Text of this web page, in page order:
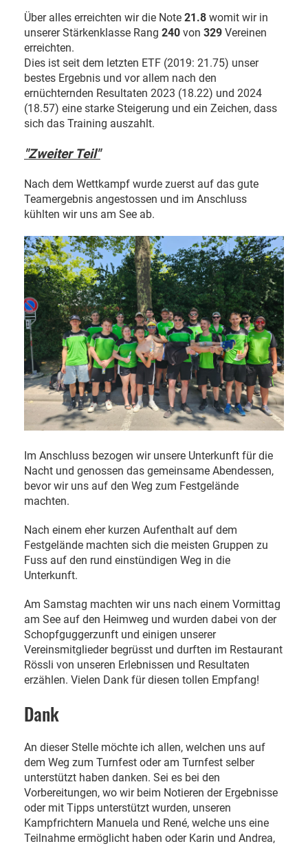
Über alles erreichten wir die Note 21.8 womit wir in
unserer Stärkenklasse Rang 240 von 329 Vereinen
erreichten.
Dies ist seit dem letzten ETF (2019: 21.75) unser
bestes Ergebnis und vor allem nach den
ernüchternden Resultaten 2023 (18.22) und 2024
(18.57) eine starke Steigerung und ein Zeichen, dass
sich das Training auszahlt.
"Zweiter Teil"
Nach dem Wettkampf wurde zuerst auf das gute
Teamergebnis angestossen und im Anschluss
kühlten wir uns am See ab.
Im Anschluss bezogen wir unsere Unterkunft für die
Nacht und genossen das gemeinsame Abendessen,
bevor wir uns auf den Weg zum Festgelände
machten.
Nach einem eher kurzen Aufenthalt auf dem
Festgelände machten sich die meisten Gruppen zu
Fuss auf den rund einstündigen Weg in die
Unterkunft.
Am Samstag machten wir uns nach einem Vormittag
am See auf den Heimweg und wurden dabei von der
Schopfguggerzunft und einigen unserer
Vereinsmitglieder begrüsst und durften im Restaurant
Rössli von unseren Erlebnissen und Resultaten
erzählen. Vielen Dank für diesen tollen Empfang!
Dank
An dieser Stelle möchte ich allen, welchen uns auf
dem Weg zum Turnfest oder am Turnfest selber
unterstützt haben danken. Sei es bei den
Vorbereitungen, wo wir beim Notieren der Ergebnisse
oder mit Tipps unterstützt wurden, unseren
Kampfrichtern Manuela und René, welche uns eine
Teilnahme ermöglicht haben oder Karin und Andrea,